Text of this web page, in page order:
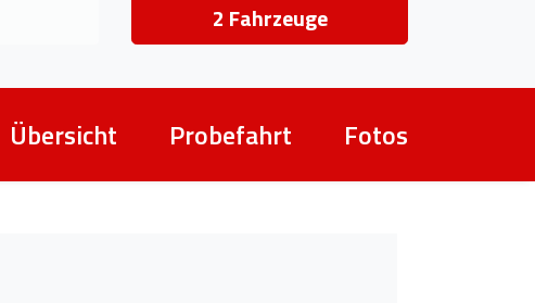
2 Fahrzeuge
Übersicht Probefahrt Fotos